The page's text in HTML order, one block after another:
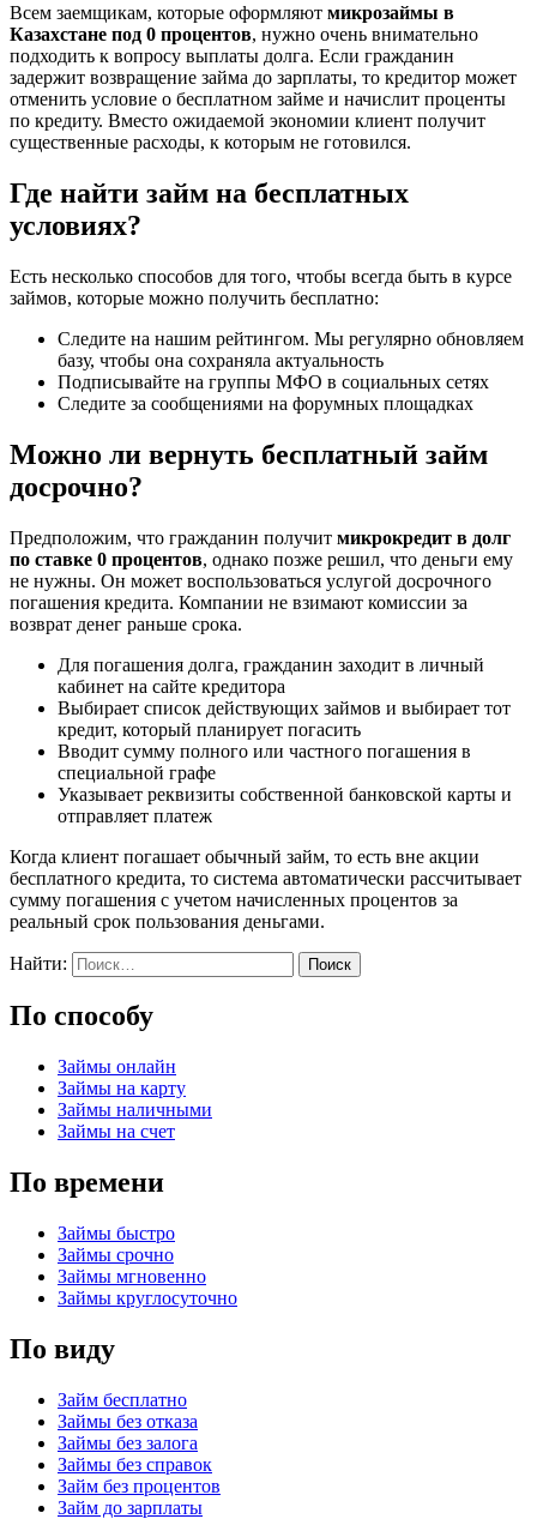
Всем заемщикам, которые оформляют микрозаймы в
Казахстане под 0 процентов, нужно очень внимательно
подходить к вопросу выплаты долга. Если гражданин
задержит возвращение займа до зарплаты, то кредитор может
отменить условие о бесплатном займе и начислит проценты
по кредиту. Вместо ожидаемой экономии клиент получит
существенные расходы, к которым не готовился.
Где найти займ на бесплатных
условиях?
Есть несколько способов для того, чтобы всегда быть в курсе
займов, которые можно получить бесплатно:
Следите на нашим рейтингом. Мы регулярно обновляем
базу, чтобы она сохраняла актуальность
Подписывайте на группы МФО в социальных сетях
Следите за сообщениями на форумных площадках
Можно ли вернуть бесплатный займ
досрочно?
Предположим, что гражданин получит микрокредит в долг
по ставке 0 процентов, однако позже решил, что деньги ему
не нужны. Он может воспользоваться услугой досрочного
погашения кредита. Компании не взимают комиссии за
возврат денег раньше срока.
Для погашения долга, гражданин заходит в личный
кабинет на сайте кредитора
Выбирает список действующих займов и выбирает тот
кредит, который планирует погасить
Вводит сумму полного или частного погашения в
специальной графе
Указывает реквизиты собственной банковской карты и
отправляет платеж
Когда клиент погашает обычный займ, то есть вне акции
бесплатного кредита, то система автоматически рассчитывает
сумму погашения с учетом начисленных процентов за
реальный срок пользования деньгами.
Найти:
По способу
Займы онлайн
Займы на карту
Займы наличными
Займы на счет
По времени
Займы быстро
Займы срочно
Займы мгновенно
Займы круглосуточно
По виду
Займ бесплатно
Займы без отказа
Займы без залога
Займы без справок
Займ без процентов
Займ до зарплаты